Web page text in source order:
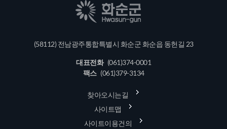
(58112) 전남광주통합특별시 화순군 화순읍 동헌길 23
대표전화 (061)374-0001
팩스 (061)379-3134
찾아오시는길
사이트맵
사이트이용건의